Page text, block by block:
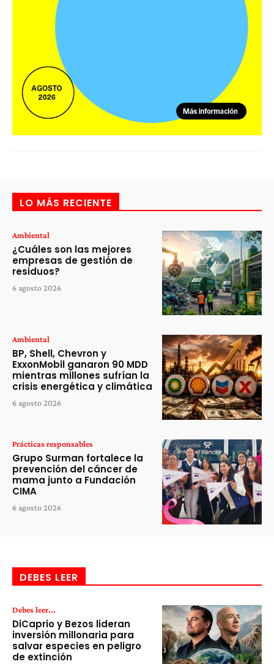
LO MÁS RECIENTE
Ambiental
¿Cuáles son las mejores
empresas de gestión de
residuos?
6 agosto 2026
Ambiental
BP, Shell, Chevron y
ExxonMobil ganaron 90 MDD
mientras millones sufrían la
crisis energética y climática
6 agosto 2026
Prácticas responsables
Grupo Surman fortalece la
prevención del cáncer de
mama junto a Fundación
CIMA
6 agosto 2026
DEBES LEER
Debes leer...
DiCaprio y Bezos lideran
inversión millonaria para
salvar especies en peligro
de extinción